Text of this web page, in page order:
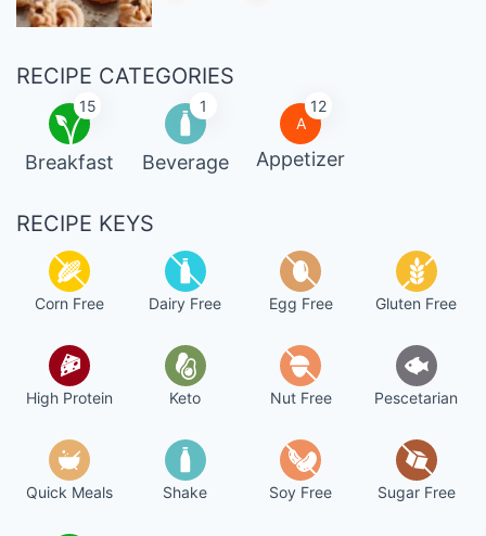
RECIPE CATEGORIES
15
Breakfast
1
Beverage
A
12
Appetizer
RECIPE KEYS
Corn Free Dairy Free Egg Free Gluten Free
High Protein Keto Nut Free Pescetarian
Quick Meals Shake Soy Free Sugar Free